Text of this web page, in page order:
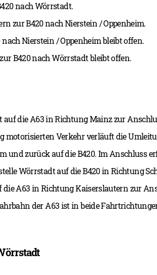
nach Wörrstadt.
zur B420 nach Nierstein / Oppenheim.
Nierstein / Oppenheim bleibt offen.
B420 nach Wörrstadt bleibt offen.
die A63 in Richtung Mainz zur
motorisierten Verkehr verläuft die
und zurück auf die B420. Im Anschluss
Wörrstadt auf die B420 in Richtung
A63 in Richtung Kaiserslautern zur
der A63 ist in beide